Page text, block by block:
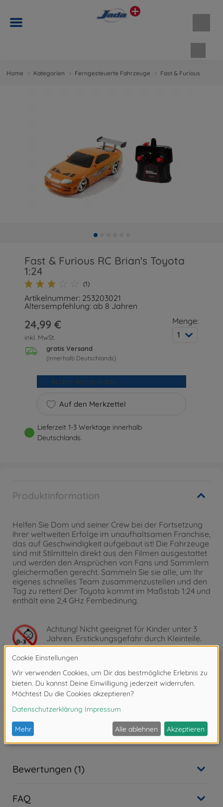
Home Kategorien Ferngesteuerte Fahrzeuge Fast & Furious
Fast & Furious RC Brian's Toyota
1:24
(1)
Artikelnummer: 253203021
Altersempfehlung: ab 8 Jahren
24,99 €
inkl. MwSt.
gratis Versand
(innerhalb Deutschlands)
Menge:
1
Auf den Merkzettel
In den Warenkorb
Lieferzeit 1-3 Werktage innerhalb
Deutschlands.
Produktinformation
Helfen Sie Dom und seiner Crew bei der Fortsetzung
ihrer weltweiten Erfolge im unaufhaltsamen Franchise,
das auf Geschwindigkeit aufgebaut ist! Die Fahrzeuge
sind mit Stilmitteln direkt aus den Filmen ausgestattet
und werden den Ansprüchen von Fans und Sammlern
gleichermaßen gerecht. Sammeln Sie sie alle, um Ihr
eigenes schnelles Team zusammenzustellen und den
Tag zu retten! Der Toyota kommt im Maßstab 1:24 und
enthält eine 2,4 GHz Fernbedinung.
Achtung! Nicht geeignet für Kinder unter 3
Jahren. Erstickungsgefahr durch Kleinteile.
Produktdetails
Maßstab: 1:24
Bewertungen (1)
FAQ